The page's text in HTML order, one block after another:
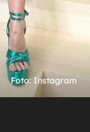
Foto: Instagram